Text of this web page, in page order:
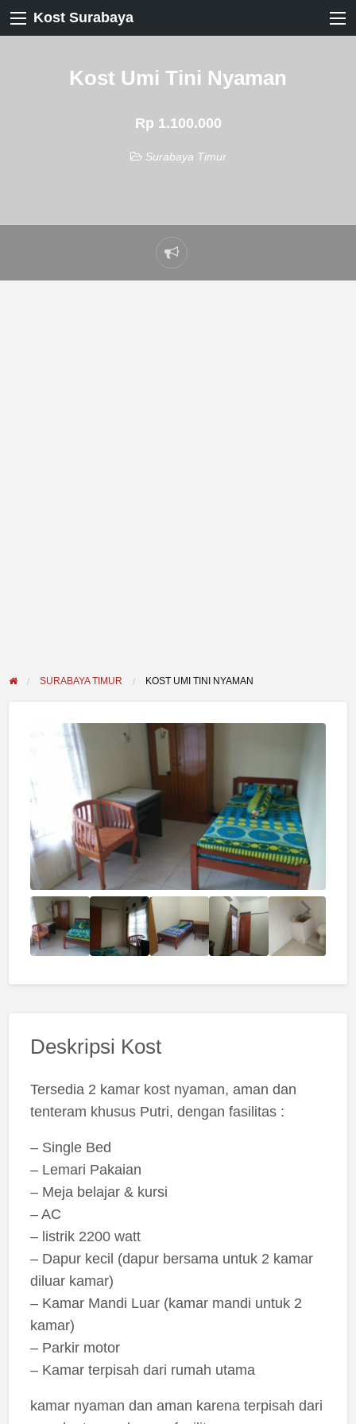
Kost Surabaya
Kost Umi Tini Nyaman
Rp 1.100.000
Surabaya Timur
Laporkan
masalah
SURABAYA TIMUR KOST UMI TINI NYAMAN
Deskripsi Kost
Tersedia 2 kamar kost nyaman, aman dan
tenteram khusus Putri, dengan fasilitas :
– Single Bed
– Lemari Pakaian
– Meja belajar & kursi
– AC
– listrik 2200 watt
– Dapur kecil (dapur bersama untuk 2 kamar
diluar kamar)
– Kamar Mandi Luar (kamar mandi untuk 2
kamar)
– Parkir motor
– Kamar terpisah dari rumah utama
kamar nyaman dan aman karena terpisah dari